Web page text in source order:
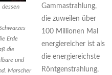
dessen
Erde
die
und
Marscher
Gammastrahlung,
die zuweilen über
100 Millionen Mal
energiereicher ist als
die energiereichste
Röntgenstrahlung,